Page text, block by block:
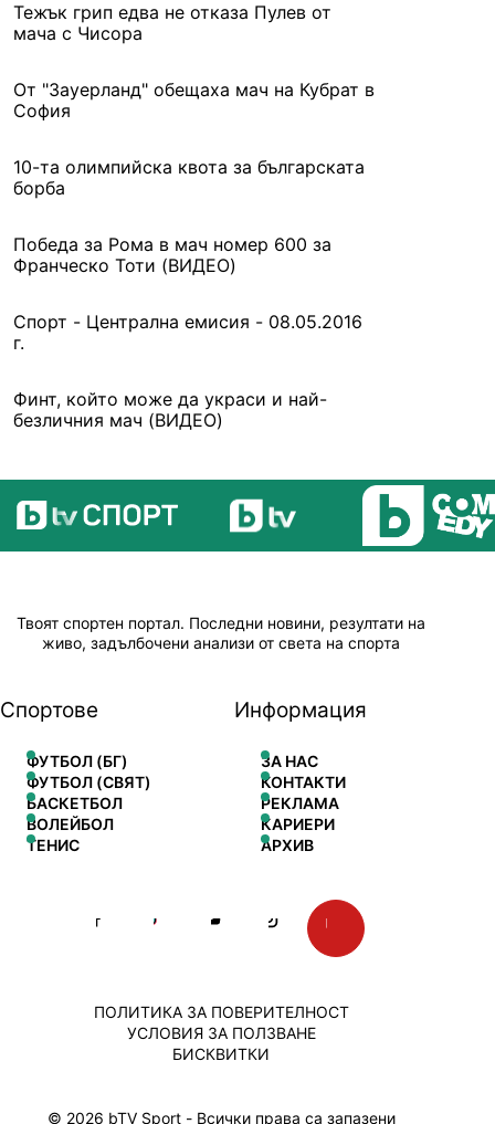
Тежък грип едва не отказа Пулев от
мача с Чисора
От "Зауерланд" обещаха мач на Кубрат в
София
10-та олимпийска квота за българската
борба
Победа за Рома в мач номер 600 за
Франческо Тоти (ВИДЕО)
Спорт - Централна емисия - 08.05.2016
г.
Финт, който може да украси и най-
безличния мач (ВИДЕО)
Твоят спортен портал. Последни новини, резултати на
живо, задълбочени анализи от света на спорта
Спортове
ФУТБОЛ (БГ)
ФУТБОЛ (СВЯТ)
БАСКЕТБОЛ
ВОЛЕЙБОЛ
ТЕНИС
Информация
ЗА НАС
КОНТАКТИ
РЕКЛАМА
КАРИЕРИ
АРХИВ
© 2026 bTV Sport - Всички права са запазени
ПОЛИТИКА ЗА ПОВЕРИТЕЛНОСТ
УСЛОВИЯ ЗА ПОЛЗВАНЕ
БИСКВИТКИ